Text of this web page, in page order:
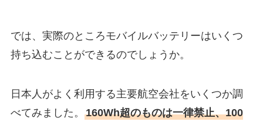
では、実際のところモバイルバッテリーはいくつ
持ち込むことができるのでしょうか。
日本人がよく利用する主要航空会社をいくつか調
べてみました。 160Wh超のものは一律禁止、100